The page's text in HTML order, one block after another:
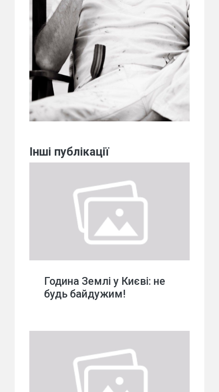
Інші публікації
Година Землі у Києві: не
будь байдужим!